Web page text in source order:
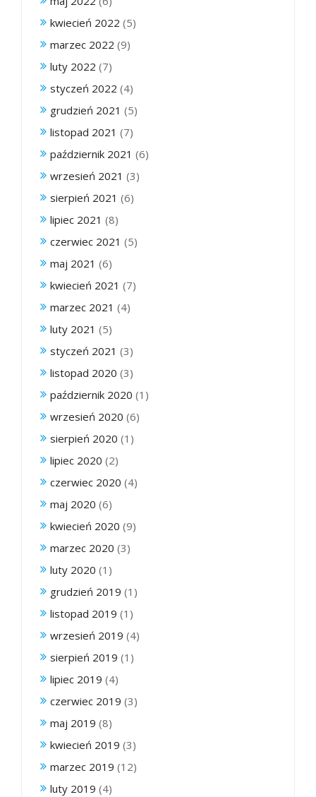
kwiecień 2022 (5)
marzec 2022 (9)
luty 2022 (7)
styczeń 2022 (4)
grudzień 2021 (5)
listopad 2021 (7)
październik 2021 (6)
wrzesień 2021 (3)
sierpień 2021 (6)
lipiec 2021 (8)
czerwiec 2021 (5)
maj 2021 (6)
kwiecień 2021 (7)
marzec 2021 (4)
luty 2021 (5)
styczeń 2021 (3)
listopad 2020 (3)
październik 2020 (1)
wrzesień 2020 (6)
sierpień 2020 (1)
lipiec 2020 (2)
czerwiec 2020 (4)
maj 2020 (6)
kwiecień 2020 (9)
marzec 2020 (3)
luty 2020 (1)
grudzień 2019 (1)
listopad 2019 (1)
wrzesień 2019 (4)
sierpień 2019 (1)
lipiec 2019 (4)
czerwiec 2019 (3)
maj 2019 (8)
kwiecień 2019 (3)
marzec 2019 (12)
luty 2019 (4)